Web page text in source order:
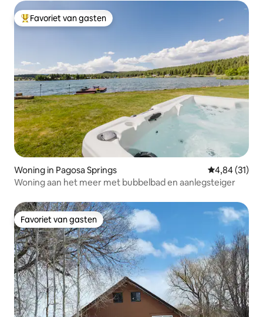
Topfavoriet van gasten
Favoriet van gasten
Woning in Pagosa Springs Gemiddelde
4,84 (31)
Woning aan het meer met bubbelbad en aanlegsteiger
Favoriet van gasten
Favoriet van gasten